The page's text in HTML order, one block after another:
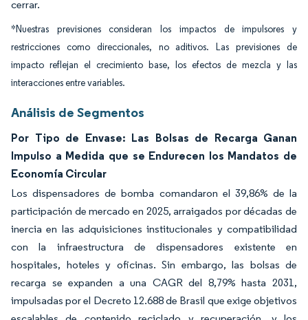
cerrar.
*Nuestras previsiones consideran los impactos de impulsores y
restricciones como direccionales, no aditivos. Las previsiones de
impacto reflejan el crecimiento base, los efectos de mezcla y las
interacciones entre variables.
Análisis de Segmentos
Por Tipo de Envase: Las Bolsas de Recarga Ganan
Impulso a Medida que se Endurecen los Mandatos de
Economía Circular
Los dispensadores de bomba comandaron el 39,86% de la
participación de mercado en 2025, arraigados por décadas de
inercia en las adquisiciones institucionales y compatibilidad
con la infraestructura de dispensadores existente en
hospitales, hoteles y oficinas. Sin embargo, las bolsas de
recarga se expanden a una CAGR del 8,79% hasta 2031,
impulsadas por el Decreto 12.688 de Brasil que exige objetivos